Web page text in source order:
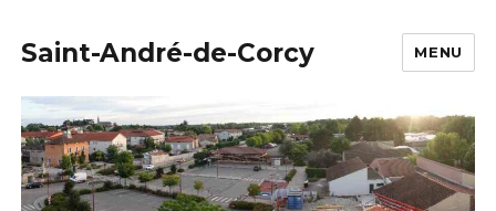
Saint-André-de-Corcy MENU